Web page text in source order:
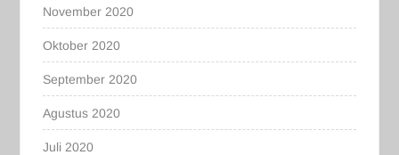
November 2020
Oktober 2020
September 2020
Agustus 2020
Juli 2020